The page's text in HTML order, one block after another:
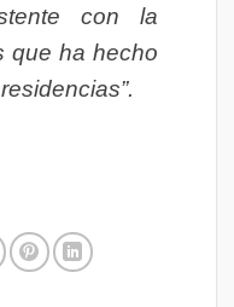
con la
que ha hecho